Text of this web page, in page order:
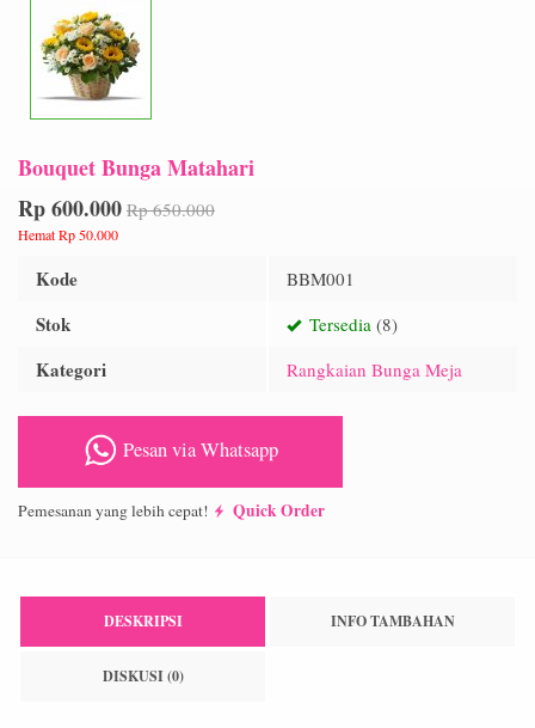
Bouquet Bunga Matahari
Rp 600.000 Rp 650.000
Hemat Rp 50.000
Kode BBM001
Stok Tersedia (8)
Kategori Rangkaian Bunga Meja
Pesan via Whatsapp
Pemesanan yang lebih cepat! Quick Order
DESKRIPSI INFO TAMBAHAN
DISKUSI (0)